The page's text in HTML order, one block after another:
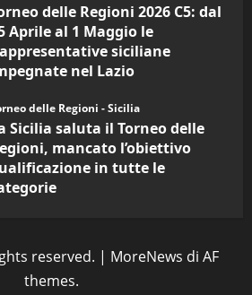
delle Regioni 2026 C5: dal
Aprile al 1 Maggio le
siciliane
nel Lazio
delle Regioni - Sicilia
Sicilia saluta il Torneo delle
mancato l’obiettivo
in tutte le
reserved. | MoreNews di AF
themes.